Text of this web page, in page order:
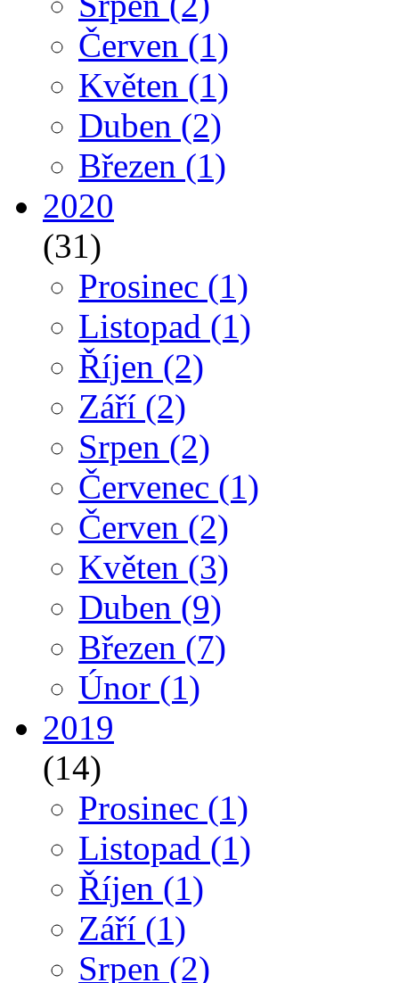
Červen (1)
Květen (1)
Duben (2)
Březen (1)
2020
(31)
Prosinec (1)
Listopad (1)
Říjen (2)
Září (2)
Srpen (2)
Červenec (1)
Červen (2)
Květen (3)
Duben (9)
Březen (7)
Únor (1)
2019
(14)
Prosinec (1)
Listopad (1)
Říjen (1)
Září (1)
Srpen (2)